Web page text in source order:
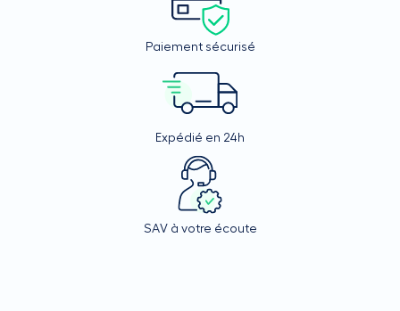
Paiement sécurisé
Expédié en 24h
SAV à votre écoute